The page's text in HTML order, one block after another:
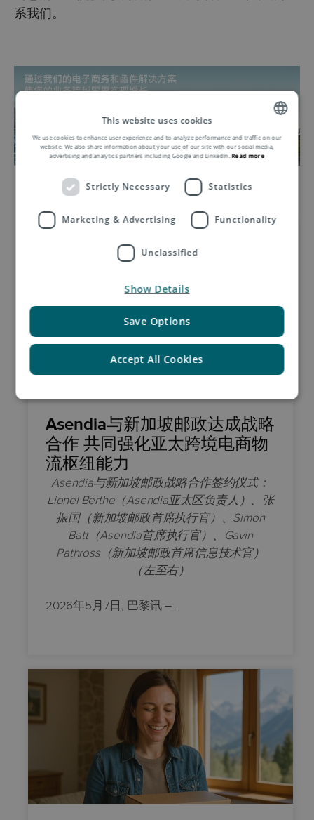
系我们。
Asendia与新加坡邮政达成战略
合作 共同强化亚太跨境电商物
流枢纽能力
Asendia与新加坡邮政战略合作签约仪式：
Lionel Berthe（Asendia亚太区负责人）、张
振国（新加坡邮政首席执行官）、Simon
Batt（Asendia首席执行官）、Gavin
Pathross（新加坡邮政首席信息技术官）
（左至右）
2026年5月7日 , 巴黎讯–…
ENGLISH
This website uses cookies
We use cookies to enhance user experience and to analyze performance and traffic on our
website. We also share information about your use of our site with our social media,
advertising and analytics partners including Google and LinkedIn. Read more
Strictly Necessary Statistics
Marketing & Advertising Functionality
Unclassified
Save Options
Accept All Cookies
Show Details